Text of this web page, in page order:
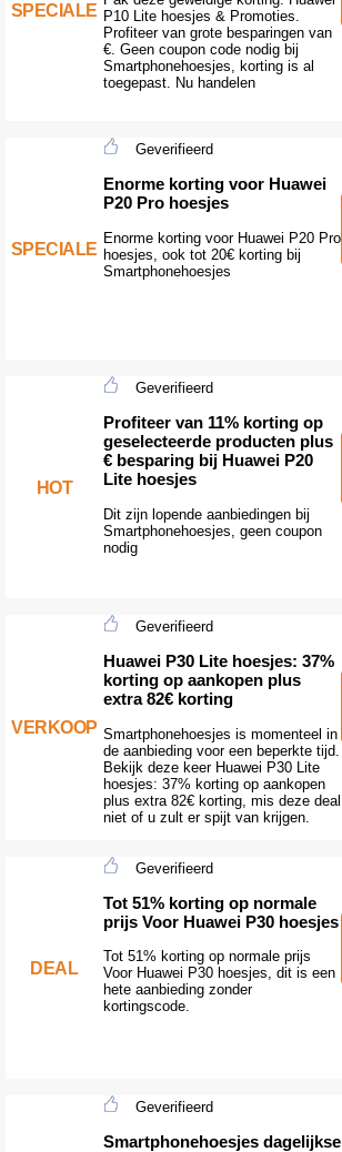
SPECIALE P10 Lite hoesjes & Promoties.
Profiteer van grote besparingen van
€. Geen coupon code nodig bij
Smartphonehoesjes, korting is al
toegepast. Nu handelen
SPECIALE
Geverifieerd
Enorme korting voor Huawei
P20 Pro hoesjes
Enorme korting voor Huawei P20 Pro
hoesjes, ook tot 20€ korting bij
Smartphonehoesjes
HOT
Geverifieerd
Profiteer van 11% korting op
geselecteerde producten plus
€ besparing bij Huawei P20
Lite hoesjes
Dit zijn lopende aanbiedingen bij
Smartphonehoesjes, geen coupon
nodig
VERKOOP
Geverifieerd
Huawei P30 Lite hoesjes: 37%
korting op aankopen plus
extra 82€ korting
Smartphonehoesjes is momenteel in
de aanbieding voor een beperkte tijd.
Bekijk deze keer Huawei P30 Lite
hoesjes: 37% korting op aankopen
plus extra 82€ korting, mis deze deal
niet of u zult er spijt van krijgen.
DEAL
Geverifieerd
Tot 51% korting op normale
prijs Voor Huawei P30 hoesjes
Tot 51% korting op normale prijs
Voor Huawei P30 hoesjes, dit is een
hete aanbieding zonder
kortingscode.
Geverifieerd
Smartphonehoesjes dagelijkse